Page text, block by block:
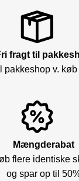
fragt til
pakkeshop v.
Mængderabat
flere identiske
og spar op til